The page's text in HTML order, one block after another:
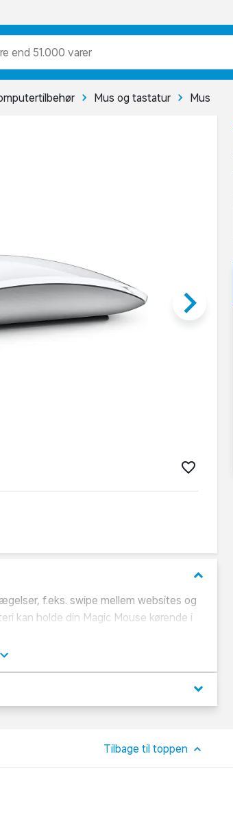
end 51.000 varer
Mus og tastatur Mus
keyboard_arrow_right
keyboard_arrow_down
f.eks. swipe mellem websites og
kan holde din Magic Mouse kørende i
vævet USB-C til Lightning-kabel, som
C-port på din Mac.
keyboard_arrow_down
Tilbage til toppen